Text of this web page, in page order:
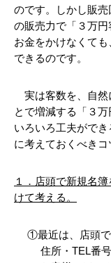
のです。しかし販
の販売力で「３万
お金をかけなくて
できるのです。
実は客数を、自然
とで増減する「３
いろいろ工夫がで
に考えておくべきコ
１．店頭で新規名
けて考える。
①最近は、店頭
住所・TEL番